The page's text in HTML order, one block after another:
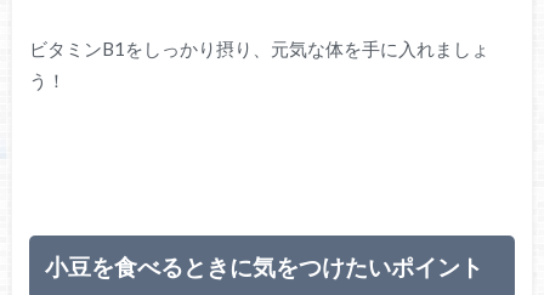
ビタミンB1をしっかり摂り、元気な体を手に入れましょ
う！
小豆を食べるときに気をつけたいポイント